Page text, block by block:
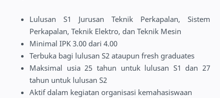
Lulusan S1 Jurusan Teknik Perkapalan, Sistem
Perkapalan, Teknik Elektro, dan Teknik Mesin
Minimal IPK 3.00 dari 4.00
Terbuka bagi lulusan S2 ataupun fresh graduates
Maksimal usia 25 tahun untuk lulusan S1 dan 27
tahun untuk lulusan S2
Aktif dalam kegiatan organisasi kemahasiswaan